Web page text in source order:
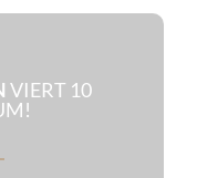
VIERT 10